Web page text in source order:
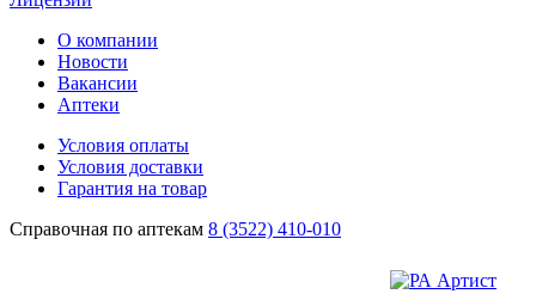
О компании
Новости
Вакансии
Аптеки
Условия оплаты
Условия доставки
Гарантия на товар
Справочная по аптекам 8 (3522) 410-010